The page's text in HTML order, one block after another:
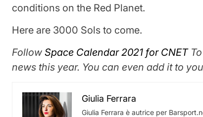
conditions on the Red Planet.
Here are 3000 Sols to come.
FollowSpace Calendar 2021 for CNETTo
news this year. You can even add it to
Giulia Ferrara
Giulia Ferrara è autrice per